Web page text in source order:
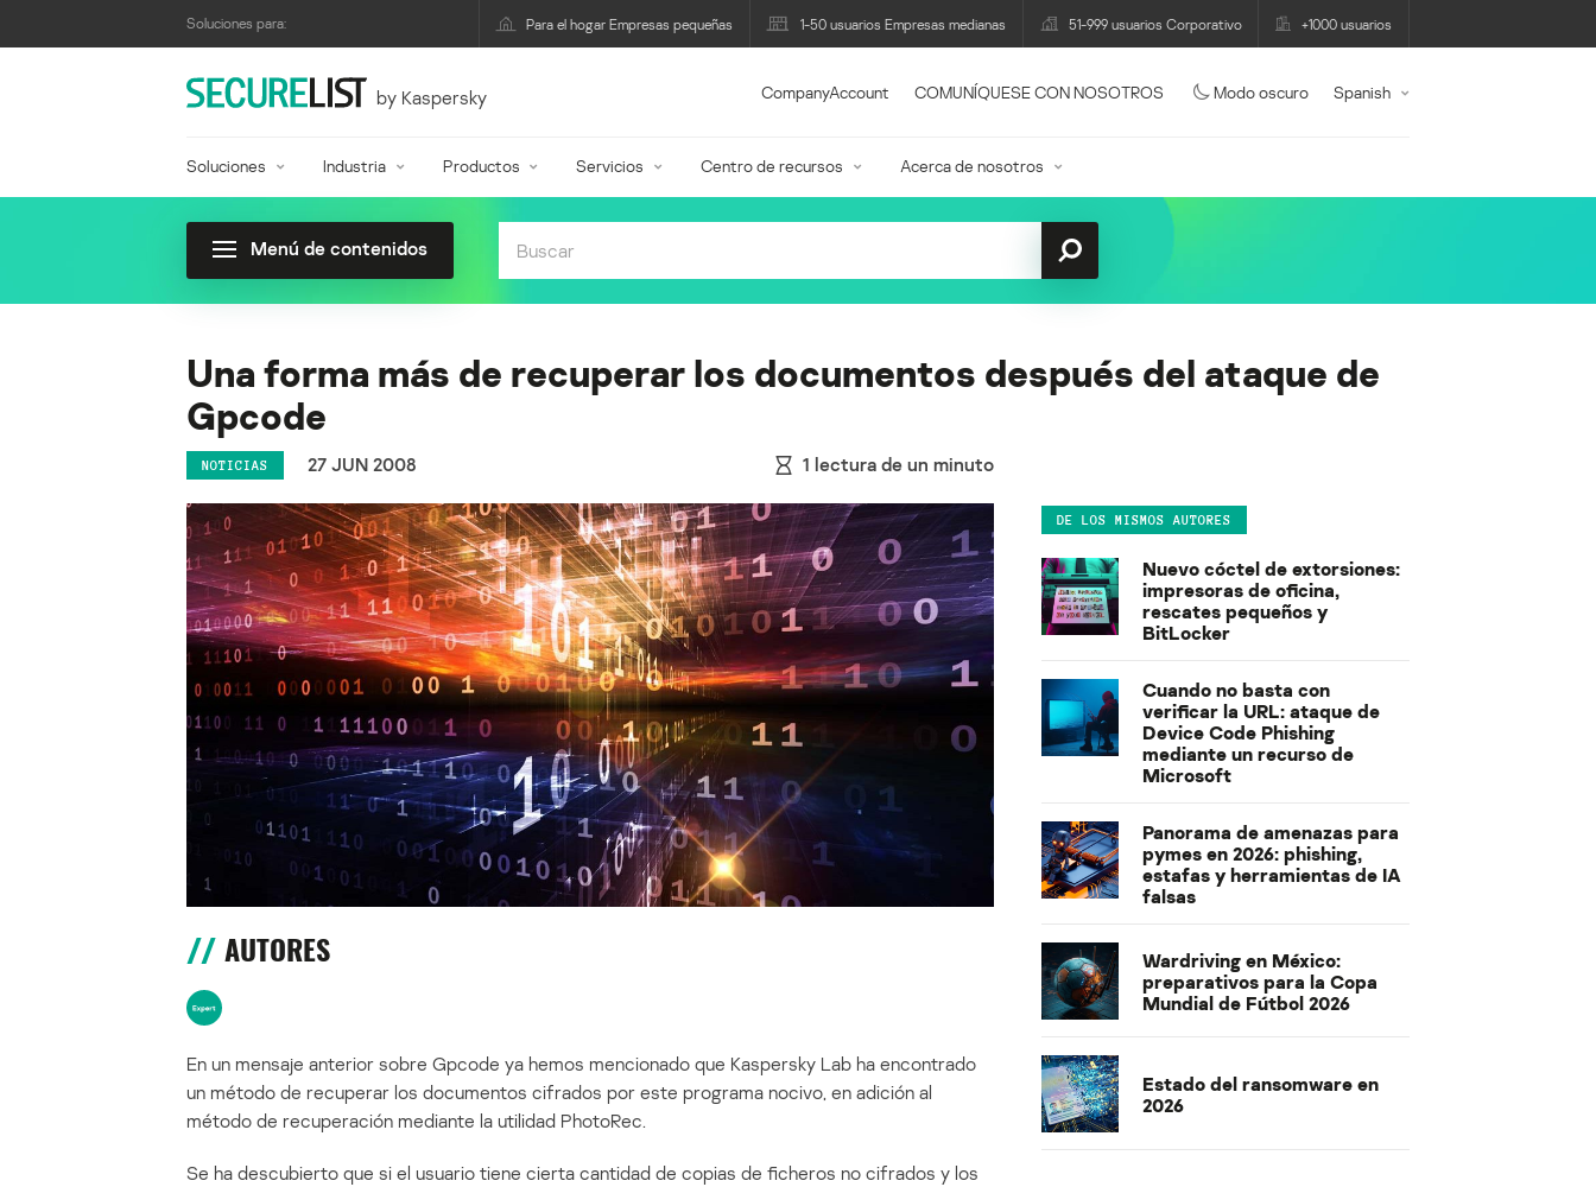
Soluciones para: Para el hogar Empresas pequeñas 1-50 usuarios Empresas medianas 51-999 usuarios Corporativo +1000 usuarios
by Kaspersky CompanyAccount COMUNÍQUESE CON NOSOTROS Modo oscuro Spanish
Soluciones Industria Productos Servicios Centro de recursos Acerca de nosotros
Menú de contenidos
Una forma más de recuperar los documentos después del ataque de
Gpcode
NOTICIAS 27 JUN 2008 1 lectura de un minuto
AUTORES
En un mensaje anterior sobre Gpcode ya hemos mencionado que Kaspersky Lab ha encontrado
un método de recuperar los documentos cifrados por este programa nocivo, en adición al
método de recuperación mediante la utilidad PhotoRec.
Se ha descubierto que si el usuario tiene cierta cantidad de copias de ficheros no cifrados y los
DE LOS MISMOS AUTORES
Nuevo cóctel de extorsiones:
impresoras de oficina,
rescates pequeños y
BitLocker
Cuando no basta con
verificar la URL: ataque de
Device Code Phishing
mediante un recurso de
Microsoft
Panorama de amenazas para
pymes en 2026: phishing,
estafas y herramientas de IA
falsas
Wardriving en México:
preparativos para la Copa
Mundial de Fútbol 2026
Estado del ransomware en
2026